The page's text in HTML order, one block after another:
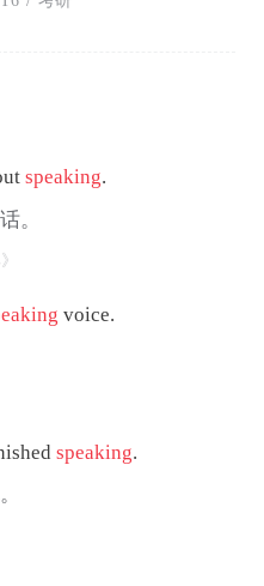
speaking.
。
voice.
speaking.